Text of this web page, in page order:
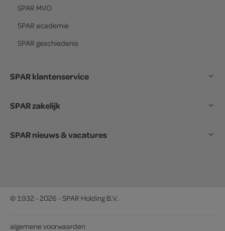
SPAR MVO
SPAR academie
SPAR geschiedenis
SPAR klantenservice
SPAR zakelijk
SPAR nieuws & vacatures
© 1932 - 2026 - SPAR Holding B.V.
algemene voorwaarden